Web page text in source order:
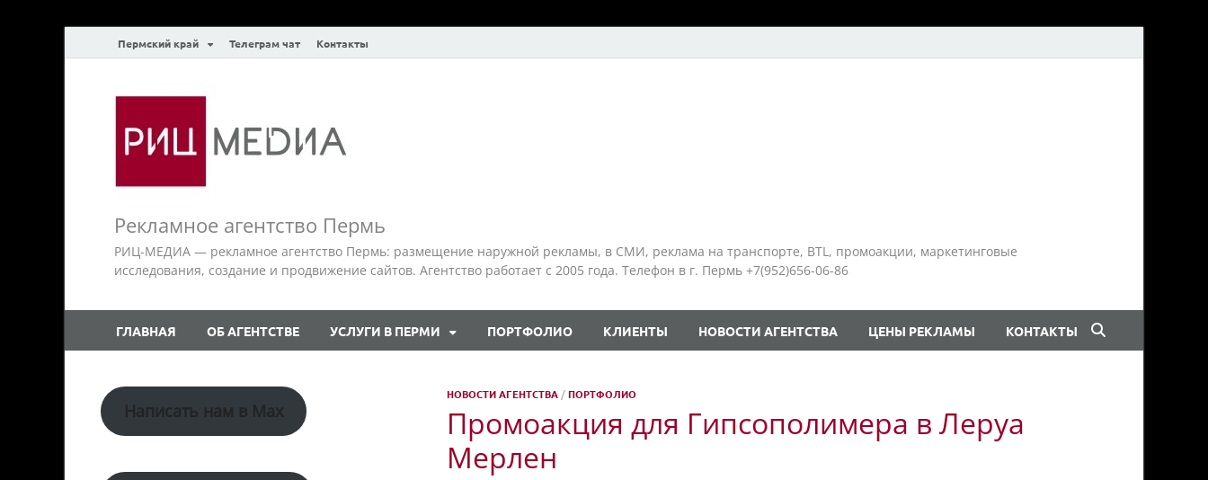
Пермский край Телеграм чат Контакты
Рекламное агентство Пермь
РИЦ-МЕДИА — рекламное агентство Пермь: размещение наружной рекламы, в СМИ, реклама на транспорте, BTL, промоакции, маркетинговые
исследования, создание и продвижение сайтов. Агентство работает с 2005 года. Телефон в г. Пермь +7(952)656-06-86
ГЛАВНАЯ ОБ АГЕНТСТВЕ УСЛУГИ В ПЕРМИ ПОРТФОЛИО КЛИЕНТЫ НОВОСТИ АГЕНТСТВА ЦЕНЫ РЕКЛАМЫ КОНТАКТЫ
НОВОСТИ АГЕНТСТВА /ПОРТФОЛИО
Промоакция для Гипсополимера в Леруа
Мерлен
Написать нам в Max